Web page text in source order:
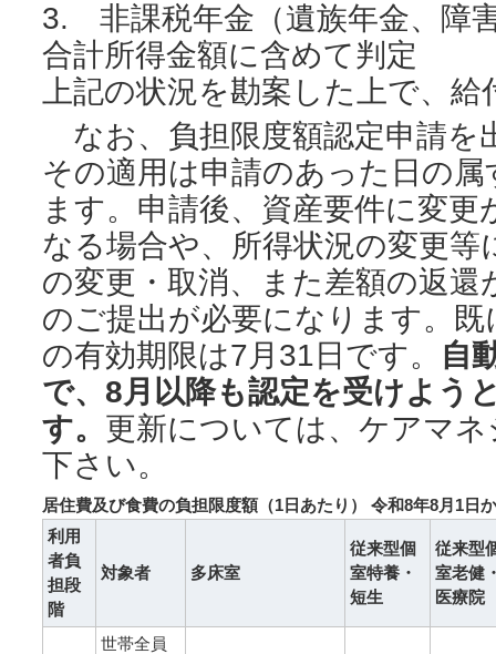
3. 非課税年金（遺族年金、障
合計所得金額に含めて判定
上記の状況を勘案した上で、
なお、負担限度額認定申請を
その適用は申請のあった日の
ます。申請後、資産要件に変
なる場合や、所得状況の変更
の変更・取消、また差額の返
のご提出が必要になります。
の有効期限は7月31日です。
自
で、8月以降も認定を受けよう
す。 更新については、ケアマ
下さい。
居住費及び食費の負担限度額（1日あたり） 令和8年8月1日
利用
者負
担段
階
対象者 多床室
従来型個
室特養・
短生
従来型
室老健
医療院
世帯全員